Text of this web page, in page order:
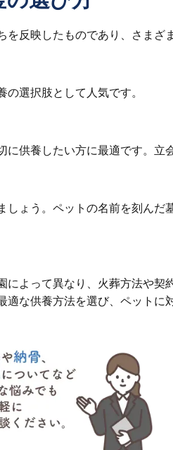
反映したものであり、さま
選択肢として人気です。
供養したい方に最適です。立
しょう。ペットの名前を刻ん
よって異なり、火葬方法や
適な供養方法を選び、ペット